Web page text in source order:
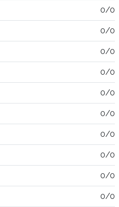
0/0
0/0
0/0
0/0
0/0
0/0
0/0
0/0
0/0
0/0